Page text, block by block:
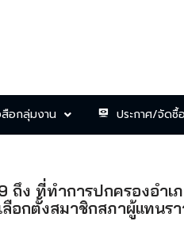
อกลุ่มงาน ประกาศ/จัดซื้
ง ที่ทำการปกครองอำเภ
อกตั้งสมาชิกสภาผู้แทนร